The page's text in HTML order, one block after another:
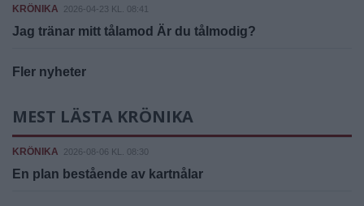
KRÖNIKA 2026-04-23 KL. 08:41
Jag tränar mitt tålamod Är du tålmodig?
Fler nyheter
MEST LÄSTA KRÖNIKA
KRÖNIKA 2026-08-06 KL. 08:30
En plan bestående av kartnålar